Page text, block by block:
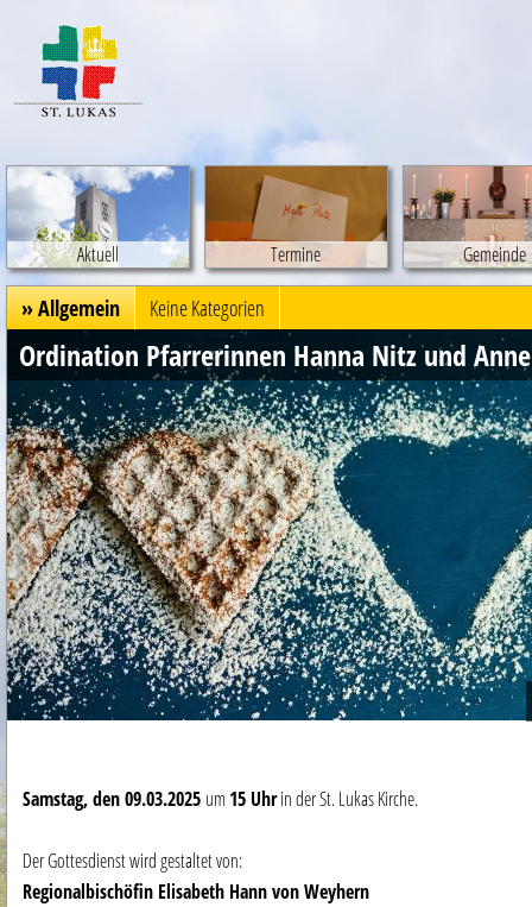
Aktuell Termine Gemeinde
» Allgemein Keine Kategorien
Ordination Pfarrerinnen Hanna Nitz und
Samstag, den 09.03.2025 um 15 Uhrin der St. Lukas Kirche.
Der Gottesdienst wird gestaltet von:
Regionalbischöfin Elisabeth Hann von Weyhern